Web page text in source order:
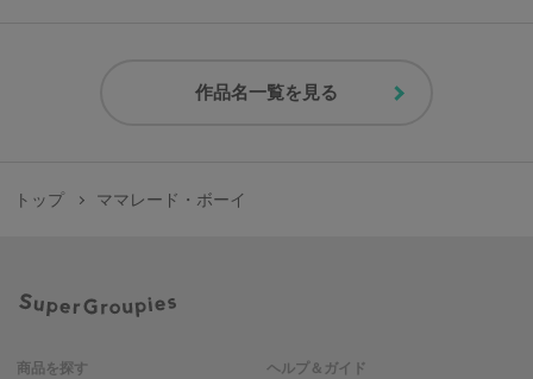
作品名一覧を見る
トップ ママレード・ボーイ
商品を探す ヘルプ＆ガイド